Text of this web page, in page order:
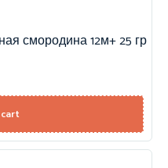
смородина 12м+ 25 гр